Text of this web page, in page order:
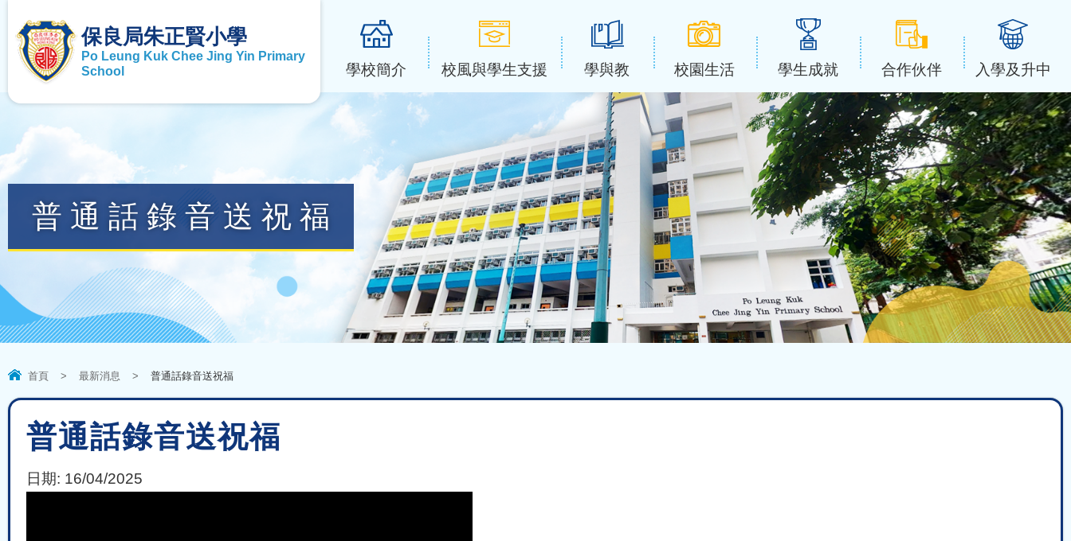
保良局朱正賢小學
Po Leung Kuk Chee Jing Yin Primary
School
學校簡介 校風與學生支援 學與教 校園生活 學生成就 合作伙伴 入學及升中
普通話錄音送祝福
首頁 > 最新消息 > 普通話錄音送祝福
普通話錄音送祝福
日期: 16/04/2025